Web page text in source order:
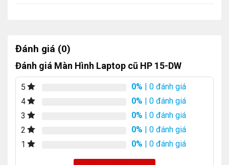
Đánh giá (0)
Đánh giá Màn Hình Laptop cũ HP 15-DW
5 0% | 0 đánh giá
4
0% | 0 đánh giá
3
0% | 0 đánh giá
2
0% | 0 đánh giá
1
0% | 0 đánh giá